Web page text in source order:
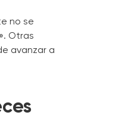
no se
Otras
avanzar a